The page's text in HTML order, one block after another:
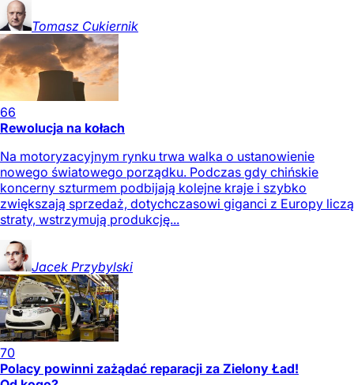
Tomasz Cukiernik
66
Rewolucja na kołach
Na motoryzacyjnym rynku trwa walka o ustanowienie
nowego światowego porządku. Podczas gdy chińskie
koncerny szturmem podbijają kolejne kraje i szybko
zwiększają sprzedaż, dotychczasowi giganci z Europy liczą
straty, wstrzymują produkcję...
Jacek Przybylski
70
Polacy powinni zażądać reparacji za Zielony Ład!